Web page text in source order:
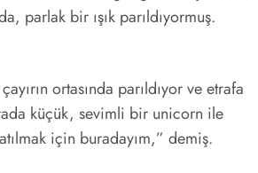
parlak bir ışık parıldıyormuş.
ortasında parıldıyor ve etrafa
küçük, sevimli bir unicorn ile
için buradayım,” demiş.